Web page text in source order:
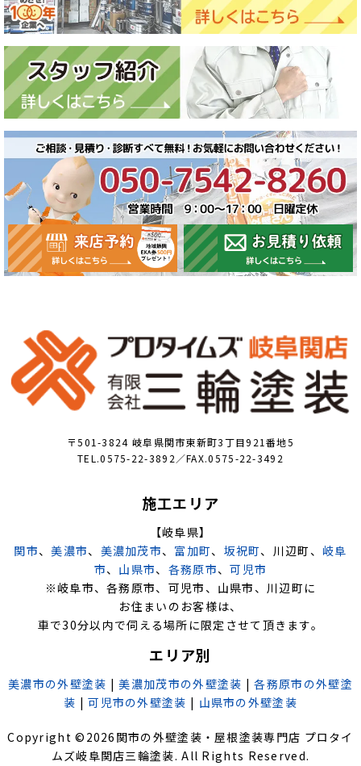
〒501-3824 岐阜県関市東新町3丁目921番地5
TEL.0575-22-3892／FAX.0575-22-3492
施工エリア
【岐阜県】
関市、美濃市、 美濃加茂市、 富加町、 坂祝町、川辺町、 岐阜
市、 山県市、 各務原市、可児市
※岐阜市、各務原市、可児市、山県市、川辺町に
お住まいのお客様は、
車で30分以内で伺える場所に限定させて頂きます。
エリア別
美濃市の外壁塗装 |美濃加茂市の外壁塗装 |各務原市の外壁塗
装 |可児市の外壁塗装 | 山県市の外壁塗装
Copyright © 2026 関市の外壁塗装・屋根塗装専門店 プロタイ
ムズ岐阜関店三輪塗装. All Rights Reserved.